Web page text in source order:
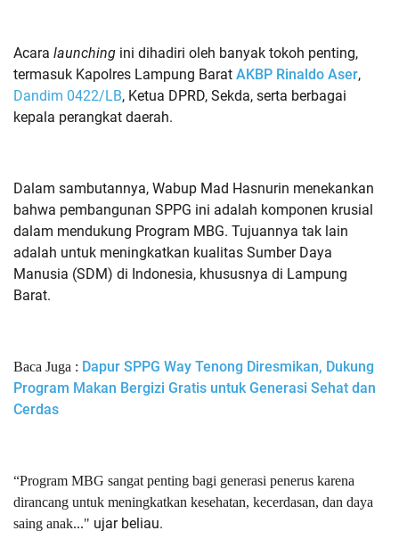
Acara launching ini dihadiri oleh banyak tokoh penting,
termasuk Kapolres Lampung Barat AKBP Rinaldo Aser,
Dandim 0422/LB, Ketua DPRD, Sekda, serta berbagai
kepala perangkat daerah.
Dalam sambutannya, Wabup Mad Hasnurin menekankan
bahwa pembangunan SPPG ini adalah komponen krusial
dalam mendukung Program MBG. Tujuannya tak lain
adalah untuk meningkatkan kualitas Sumber Daya
Manusia (SDM) di Indonesia, khususnya di Lampung
Barat.
Baca Juga : Dapur SPPG Way Tenong Diresmikan, Dukung
Program Makan Bergizi Gratis untuk Generasi Sehat dan
Cerdas
“Program MBG sangat penting bagi generasi penerus karena
dirancang untuk meningkatkan kesehatan, kecerdasan, dan daya
saing anak..." ujar beliau.